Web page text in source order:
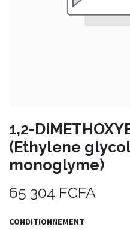
1,2-
(Ethylene
monoglyme)
65 304 FCFA
CONDITIONNEMENT